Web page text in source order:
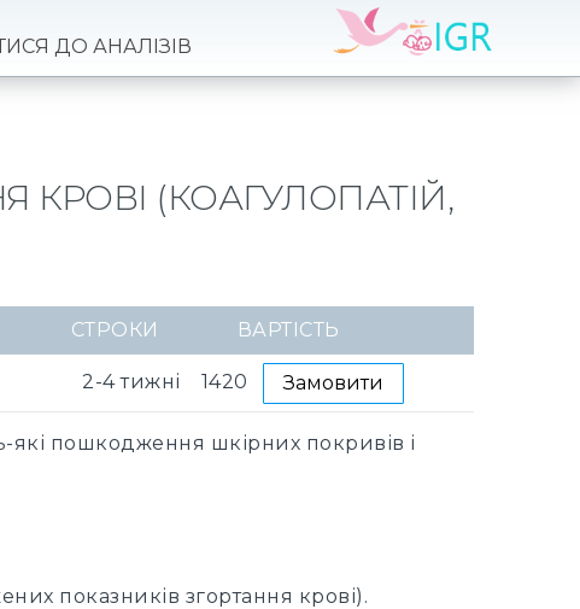
ДО АНАЛІЗІВ
КРОВІ (КОАГУЛОПАТІЙ,
СТРОКИ ВАРТІСТЬ
2-4 тижні 1420 Замовити
які пошкодження шкірних покривів і
показників згортання крові).